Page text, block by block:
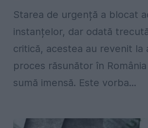
Starea de urgență a blocat
instanțelor, dar odată
critică, acestea au revenit la
proces răsunător în
sumă imensă. Este vorba...